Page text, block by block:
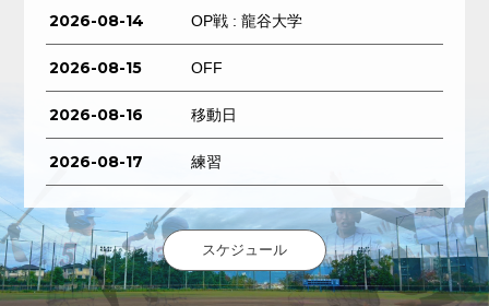
2026-08-14 OP戦 : 龍谷大学
2026-08-15 OFF
2026-08-16 移動日
2026-08-17 練習
スケジュール